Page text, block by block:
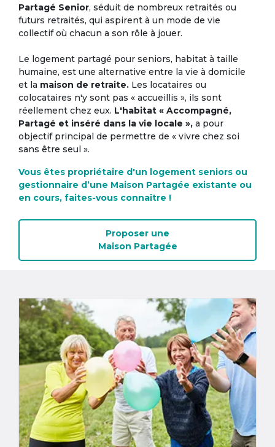
Partagé Senior, séduit de nombreux retraités ou
futurs retraités, qui aspirent à un mode de vie
collectif où chacun a son rôle à jouer.
Le logement partagé pour seniors, habitat à taille
humaine, est une alternative entre la vie à domicile
et la maison de retraite. Les locataires ou
colocataires n'y sont pas « accueillis », ils sont
réellement chez eux. L'habitat « Accompagné,
Partagé et inséré dans la vie locale », a pour
objectif principal de permettre de « vivre chez soi
sans être seul ».
Vous êtes propriétaire d'un logement seniors ou
gestionnaire d’une Maison Partagée existante ou
en cours, faites-vous connaître !
Proposer une
Maison Partagée